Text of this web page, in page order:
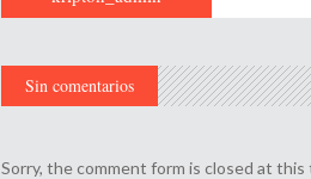
Sin comentarios
Sorry, the comment form is closed at this